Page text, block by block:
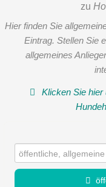
zu
Hier finden Sie
Eintrag. Stellen Sie
allgemeines
Klicken Sie